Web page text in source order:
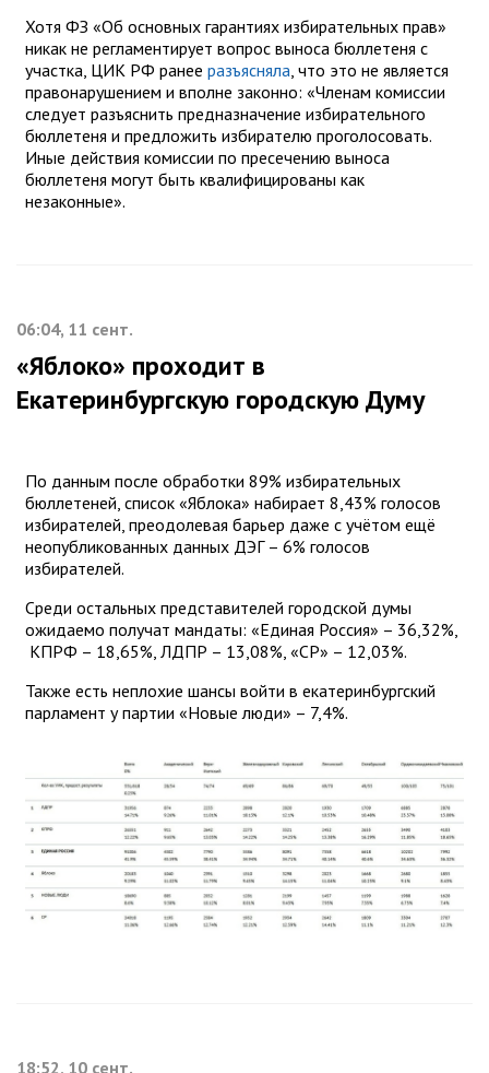
Хотя ФЗ «Об основных гарантиях избирательных прав»
никак не регламентирует вопрос выноса бюллетеня с
участка, ЦИК РФ ранее разъясняла, что это не является
правонарушением и вполне законно: «Членам комиссии
следует разъяснить предназначение избирательного
бюллетеня и предложить избирателю проголосовать.
Иные действия комиссии по пресечению выноса
бюллетеня могут быть квалифицированы как
незаконные».
06:04, 11 сент.
«Яблоко» проходит в
Екатеринбургскую городскую Думу
По данным после обработки 89% избирательных
бюллетеней, список «Яблока» набирает 8,43% голосов
избирателей, преодолевая барьер даже с учётом ещё
неопубликованных данных ДЭГ – 6% голосов
избирателей.
Среди остальных представителей городской думы
ожидаемо получат мандаты: «Единая Россия» – 36,32%,
КПРФ – 18,65%, ЛДПР – 13,08%, «СР» – 12,03%.
Также есть неплохие шансы войти в екатеринбургский
парламент у партии «Новые люди» – 7,4%.
18:52, 10 сент.